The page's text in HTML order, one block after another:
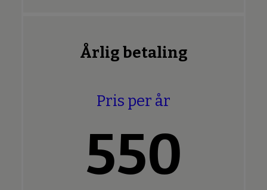
Årlig betaling
Pris per år
550